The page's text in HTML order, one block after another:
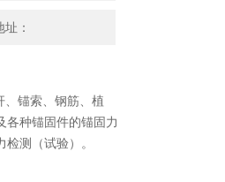
：
、锚索、钢筋、植
各种锚固件的锚固力
测（试验）。